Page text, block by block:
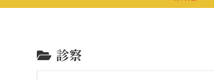
診察